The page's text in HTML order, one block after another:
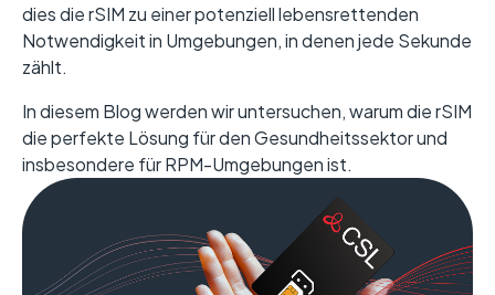
dies die rSIM zu einer potenziell lebensrettenden
Notwendigkeit in Umgebungen, in denen jede Sekunde
zählt.
In diesem Blog werden wir untersuchen, warum die rSIM
die perfekte Lösung für den Gesundheitssektor und
insbesondere für RPM-Umgebungen ist.